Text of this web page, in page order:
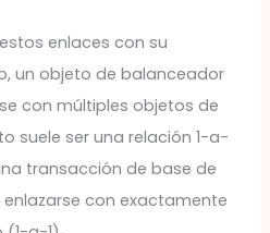
enlaces con su
un objeto de balanceador
con múltiples objetos de
suele ser una relación 1-a-
transacción de base de
con exactamente